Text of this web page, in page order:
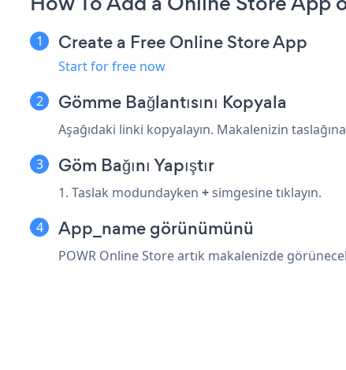
Create a Free Online Store App
Start for free now
Gömme Bağlantısını Kopyala
Aşağıdaki linki kopyalayın. Makalenizin taslağına
Göm Bağını Yapıştır
1. Taslak modundayken +simgesine tıklayın.
App_name görünümünü
POWR Online Store artık makalenizde